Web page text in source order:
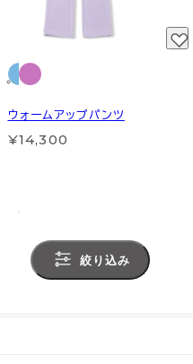
ウォームアップパンツ
¥14,300
絞り込み